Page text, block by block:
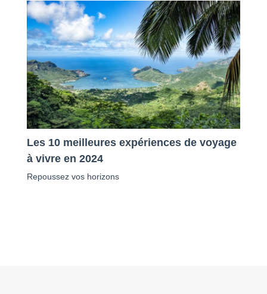
Les 10 meilleures expériences de voyage
à vivre en 2024
Repoussez vos horizons